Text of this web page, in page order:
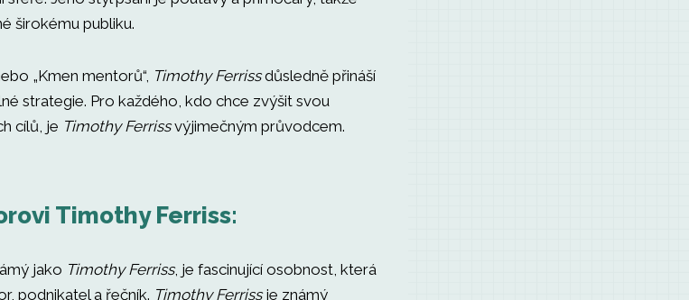
širokému publiku.
„Kmen mentorů“, Timothy Ferrissdůsledně přináší
strategie. Pro každého, kdo chce zvýšit svou
cílů, je Timothy Ferrissvýjimečným průvodcem.
Timothy Ferriss:
jako Timothy Ferriss, je fascinující osobnost, která
podnikatel a řečník. Timothy Ferrissje známý